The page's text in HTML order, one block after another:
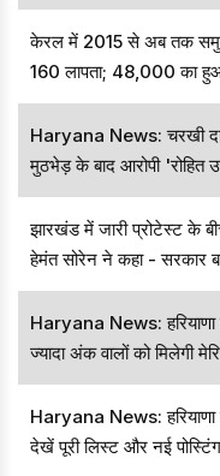
केरल में 2015 से अब तक
160 लापता; 48,000 का
Haryana News: चरखी
मुठभेड़ के बाद आरोपी 'रोहित
झारखंड में जारी प्रोटेस्ट के
हेमंत सोरेन ने कहा - सरकार
Haryana News: हरियाणा
ज्यादा अंक वालों को मिलेगी
Haryana News:
देखें पूरी लिस्ट और नई पोस्टिंग